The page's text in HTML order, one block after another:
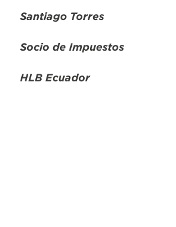
Santiago Torres
Socio de Impuestos
HLB Ecuador